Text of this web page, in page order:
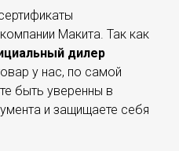
Макита. Так как
дилер
у нас, по самой
быть уверенны в
и защищаете себя